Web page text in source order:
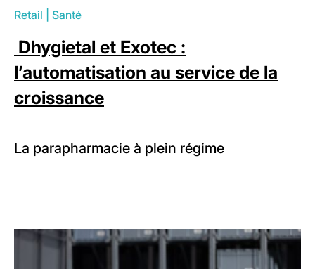
Retail Santé
Dhygietal et Exotec :
l’automatisation au service de la
croissance
La parapharmacie à plein régime